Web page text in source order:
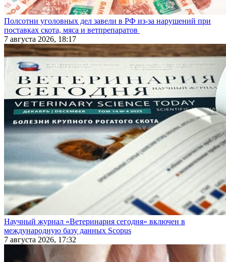
Полсотни уголовных дел завели в РФ из-за нарушений при
поставках скота, мяса и ветпрепаратов
7 августа 2026, 18:17
Научный журнал «Ветеринария сегодня» включен в
международную базу данных Scopus
7 августа 2026, 17:32